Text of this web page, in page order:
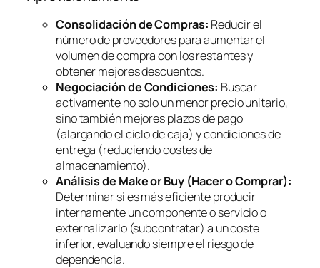
Consolidación de Compras: Reducir el
número de proveedores para aumentar el
volumen de compra con los restantes y
obtener mejores descuentos.
Negociación de Condiciones: Buscar
activamente no solo un menor precio unitario,
sino también mejores plazos de pago
(alargando el ciclo de caja) y condiciones de
entrega (reduciendo costes de
almacenamiento).
Análisis de Make or Buy(Hacer o Comprar):
Determinar si es más eficiente producir
internamente un componente o servicio o
externalizarlo (subcontratar) a un coste
inferior, evaluando siempre el riesgo de
dependencia.